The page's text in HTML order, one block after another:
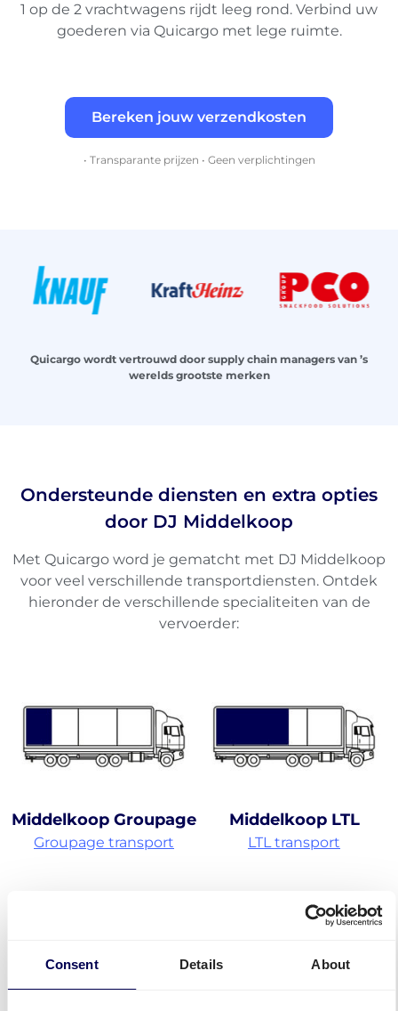
Consent Details About
1 op de 2 vrachtwagens rijdt leeg rond. Verbind uw
goederen via Quicargo met lege ruimte.
Bereken jouw verzendkosten
• Transparante prijzen • Geen verplichtingen
Quicargo wordt vertrouwd door supply chain managers van ’s
werelds grootste merken
Ondersteunde diensten en extra opties
door DJ Middelkoop
Met Quicargo word je gematcht met DJ Middelkoop
voor veel verschillende transportdiensten. Ontdek
hieronder de verschillende specialiteiten van de
vervoerder:
Middelkoop Groupage
Groupage transport
Middelkoop LTL
LTL transport